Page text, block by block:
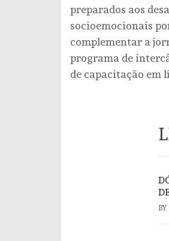
preparados aos
socioemocionais
complementar a
programa de
de capacitação em
BY